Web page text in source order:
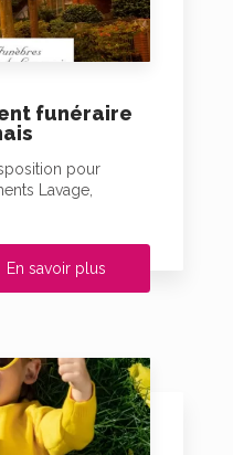
funéraire
pour
Lavage,
En savoir plus